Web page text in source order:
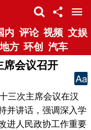
内 评论 视频 文娱
方 环创 汽车
席会议召开
次主席会议在汉
并讲话，强调深入学
进人民政协工作重要